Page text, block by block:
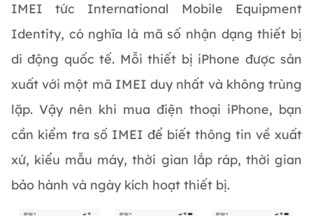
IMEI tức International Mobile Equipment
Identity, có nghĩa là mã số nhận dạng thiết bị
di động quốc tế. Mỗi thiết bị iPhone được sản
xuất với một mã IMEI duy nhất và không trùng
lặp. Vậy nên khi mua điện thoại iPhone, bạn
cần kiểm tra số IMEI để biết thông tin về xuất
xứ, kiểu mẫu máy, thời gian lắp ráp, thời gian
bảo hành và ngày kích hoạt thiết bị.